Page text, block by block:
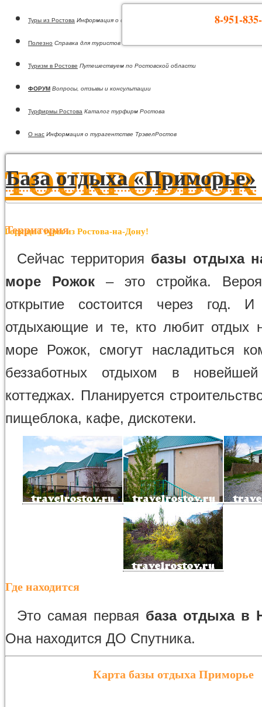
8-951-
Туры из Ростова Информация о странах
Полезно Справка для туристов
Туризм в Ростове Путешествуем по Ростовской области
ФОРУМ Вопросы, отзывы и консультации
Турфирмы Ростова Каталог турфирм Ростова
О нас Информация о турагентстве ТрэвелРостов
Горящие туры из Ростова-на-Дону!
База отдыха «Приморье»
Территория
Сейчас территория базы отдыха
море Рожок – это стройка.
открытие состоится через год.
отдыхающие и те, кто любит отдых
море Рожок, смогут насладиться
беззаботных отдыхом в новейшей
коттеджах. Планируется
пищеблока, кафе, дискотеки.
Где находится
Это самая первая база отдыха в
Она находится ДО Спутника.
Карта базы отдыха Приморье